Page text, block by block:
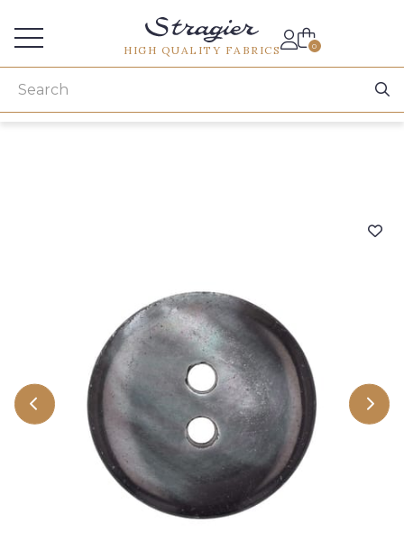
HIGH QUALITY FABRICS 0